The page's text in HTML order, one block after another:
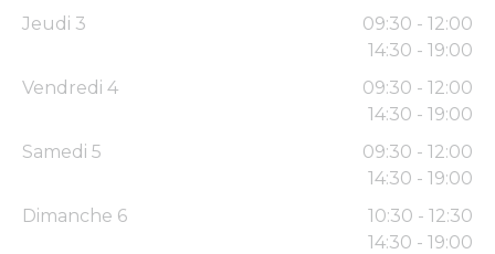
Jeudi 3
09:30 - 12:00
14:30 - 19:00
Vendredi 4
09:30 - 12:00
14:30 - 19:00
Samedi 5
09:30 - 12:00
14:30 - 19:00
Dimanche 6
10:30 - 12:30
14:30 - 19:00